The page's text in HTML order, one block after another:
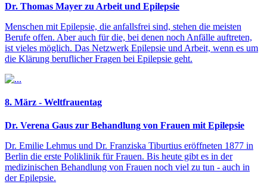
Dr. Thomas Mayer zu Arbeit und Epilepsie
Menschen mit Epilepsie, die anfallsfrei sind, stehen die meisten
Berufe offen. Aber auch für die, bei denen noch Anfälle auftreten,
ist vieles möglich. Das Netzwerk Epilepsie und Arbeit, wenn es um
die Klärung beruflicher Fragen bei Epilepsie geht.
8. März - Weltfrauentag
Dr. Verena Gaus zur Behandlung von Frauen mit Epilepsie
Dr. Emilie Lehmus und Dr. Franziska Tiburtius eröffneten 1877 in
Berlin die erste Poliklinik für Frauen. Bis heute gibt es in der
medizinischen Behandlung von Frauen noch viel zu tun - auch in
der Epilepsie.